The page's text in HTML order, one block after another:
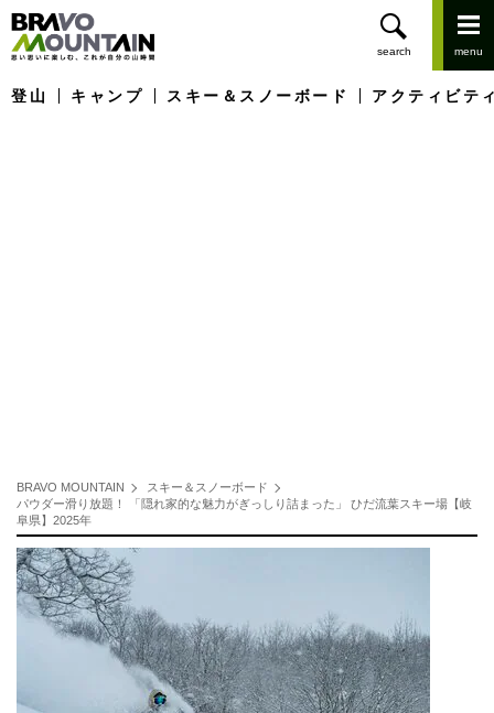
登山 キャンプ スキー＆スノーボード アクティビテ
BRAVO MOUNTAIN
スキー＆スノーボード
パウダー滑り放題！ 「隠れ家的な魅力がぎっしり詰まった」 ひだ流葉スキー場【岐
阜県】2025年